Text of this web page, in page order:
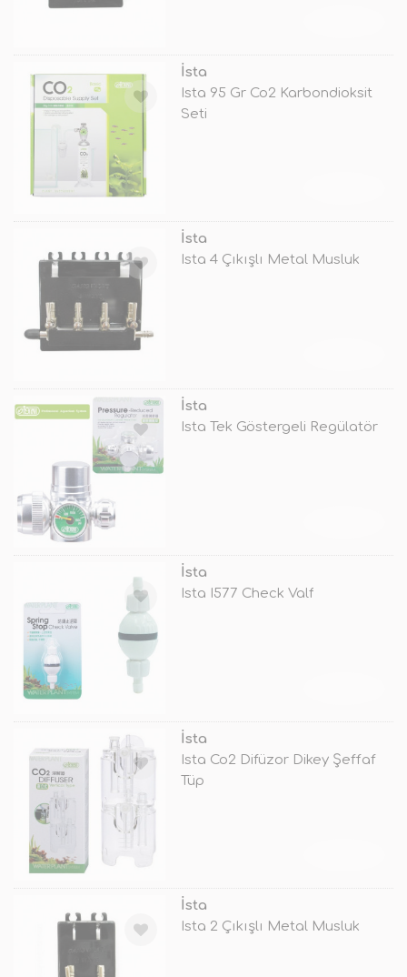
İsta
Ista 95 Gr Co2 Karbondioksit
Seti
İsta
Ista 4 Çıkışlı Metal Musluk
İsta
Ista Tek Göstergeli Regülatör
İsta
Ista I577 Check Valf
İsta
Ista Co2 Difüzor Dikey Şeffaf
Tüp
İsta
Ista 2 Çıkışlı Metal Musluk